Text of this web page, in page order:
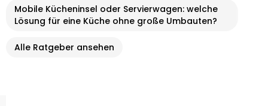
Mobile Kücheninsel oder Servierwagen: welche
Lösung für eine Küche ohne große Umbauten?
Alle Ratgeber ansehen